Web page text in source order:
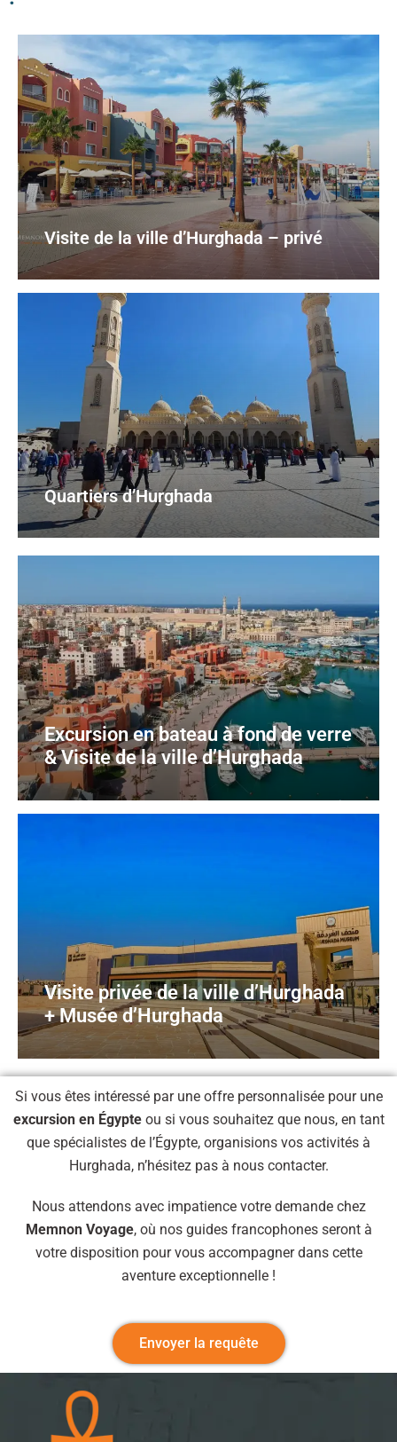
Visite de la ville d’Hurghada – privé
Quartiers d’Hurghada
Excursion en bateau à fond de verre
& Visite de la ville d’Hurghada
Visite privée de la ville d’Hurghada
+ Musée d’Hurghada
Si vous êtes intéressé par une offre personnalisée pour une
excursion en Égypteou si vous souhaitez que nous, en tant
que spécialistes de l’Égypte, organisions vos activités à
Hurghada, n’hésitez pas à nous contacter.
Nous attendons avec impatience votre demande chez
Memnon Voyage, où nos guides francophones seront à
votre disposition pour vous accompagner dans cette
aventure exceptionnelle !
Envoyer la requête